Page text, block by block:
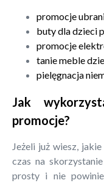
promocje
buty dla dzieci
promocje
tanie meble
pielęgnacja
Jak
promocje?
Jeżeli już wiesz,
czas na
prosty i nie